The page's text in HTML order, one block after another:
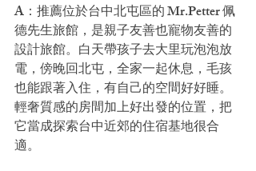
A：推薦位於台中北屯區的 Mr.Petter 佩
德先生旅館，是親子友善也寵物友善的
設計旅館。白天帶孩子去大里玩泡泡放
電，傍晚回北屯，全家一起休息，毛孩
也能跟著入住，有自己的空間好好睡。
輕奢質感的房間加上好出發的位置，把
它當成探索台中近郊的住宿基地很合
適。